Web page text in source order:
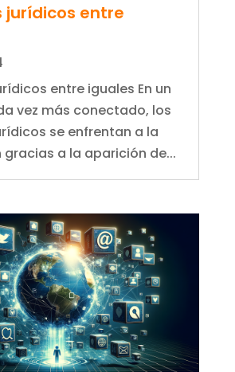
jurídicos entre
entre iguales En un
vez más conectado, los
se enfrentan a la
a la aparición de...